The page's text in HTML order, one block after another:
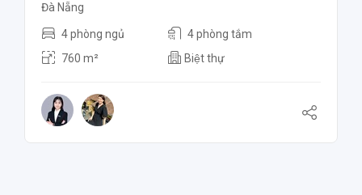
Đà Nẵng
4 phòng ngủ
4 phòng tắm
760 m²
Biệt thự